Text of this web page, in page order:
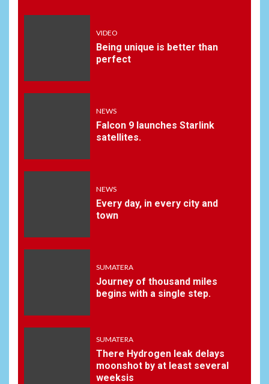
VIDEO
Being unique is better than
perfect
NEWS
Falcon 9 launches Starlink
satellites.
NEWS
Every day, in every city and
town
SUMATERA
Journey of thousand miles
begins with a single step.
SUMATERA
There Hydrogen leak delays
moonshot by at least several
weeksis